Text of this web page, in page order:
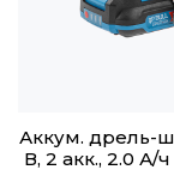
Аккум. дрель-
В, 2 акк., 2.0 А/